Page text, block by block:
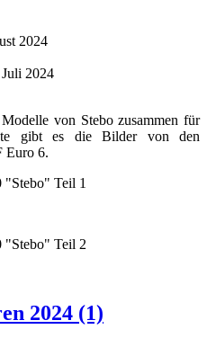
2024
2024
von Stebo zusammen für
gibt es die Bilder von den
Euro 6.
"Stebo" Teil 1
"Stebo" Teil 2
2024 (1)